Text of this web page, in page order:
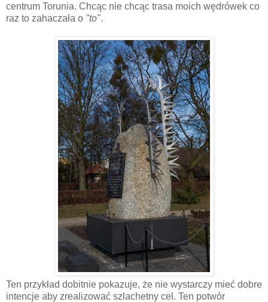
centrum Torunia. Chcąc nie chcąc trasa moich wędrówek co
raz to zahaczała o "to".
Ten przykład dobitnie pokazuje, że nie wystarczy mieć dobre
intencje aby zrealizować szlachetny cel. Ten potwór